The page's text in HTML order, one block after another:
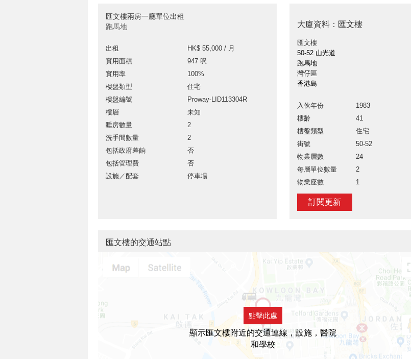
匯文樓兩房一廳單位出租
跑馬地
出租
HK$ 55,000 / 月
實用面積
947 呎
實用率
100%
樓盤類型
住宅
樓盤編號
Proway-LID113304R
樓層
未知
睡房數量
2
洗手間數量
2
包括政府差餉
否
包括管理費
否
設施／配套
停車場
大廈資料：匯文樓
匯文樓
50-52 山光道
跑馬地
灣仔區
香港島
入伙年份
1983
樓齡
41
樓盤類型
住宅
街號
50-52
物業層數
24
每層單位數量
2
物業座數
1
訂閱更新
匯文樓的交通站點
點擊此處
顯示匯文樓附近的交通連線，設施，醫院
和學校